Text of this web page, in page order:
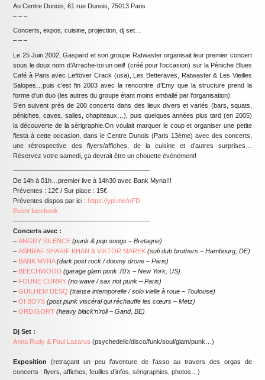
Au Centre Dunois, 61 rue Dunois, 75013 Paris
– – –
Concerts, expos, cuisine, projection, dj set…
– – –
Le 25 Juin 2002, Gaspard et son groupe Ratwaster organisait leur premier concert
sous le doux nom d’Arrache-toi un oeil! (créé pour l’occasion) sur la Péniche Blues
Café à Paris avec Leftöver Crack (usa), Les Betteraves, Ratwaster & Les Vieilles
Salopes…puis c’est fin 2003 avec la rencontre d’Emy que la structure prend la
forme d’un duo (les autres du groupe étant moins emballé par l’organisation).
S’en suivent près de 200 concerts dans des lieux divers et variés (bars, squats,
péniches, caves, salles, chapiteaux…), puis quelques années plus tard (en 2005)
la découverte de la sérigraphie.On voulait marquer le coup et organiser une petite
fiesta à cette occasion, dans le Centre Dunois (Paris 13ème) avec des concerts,
une rétrospective des flyers/affiches, de la cuisine et d’autres surprises…
Réservez votre samedi, ça devrait être un chouette événement!
—————————————————————
De 14h à 01h…premier live à 14h30 avec Bank Myna!!!
Préventes : 12€ / Sur place : 15€
Préventes dispos par ici :https://ypl.me/nFD
Event facebook
—————————————————————
Concerts avec :
–ANGRY SILENCE (punk & pop songs – Bretagne)
–ASHRAF SHARIF KHAN & VIKTOR MAREK (sufi dub brothers – Hambourg, DE)
– BANK MYNA (dark post rock / doomy drone – Paris)
– BEECHWOOD (garage glam punk 70’s – New York, US)
– FOUNE CURRY (no wave / sax riot punk – Paris)
–GUILHEM DESQ (transe intemporelle / solo vielle à roue – Toulouse)
–OI BOYS (post punk viscéral qui réchauffe les cœurs – Metz)
–ORDIGORT (heavy black’n’roll – Gand, BE)
Dj Set :
Anna Rudy & Paul Lazarus (psychedelic/disco/funk/soul/glam/punk…)
Exposition
(retraçant un peu l’aventure de l’asso au travers des orgas de
concerts : flyers, affiches, feuilles d’infos, sérigraphies, photos…)